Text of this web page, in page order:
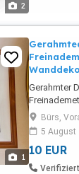
2
1
Gerahmter
Missionar
sich in
als
Sammler
Bürs,
5 August
10 EUR